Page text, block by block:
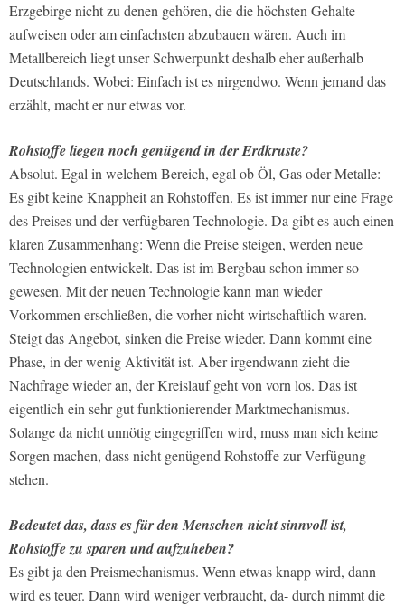
Erzgebirge nicht zu denen gehören, die die höchsten Gehalte
aufweisen oder am einfachsten abzubauen wären. Auch im
Metallbereich liegt unser Schwerpunkt deshalb eher außerhalb
Deutschlands. Wobei: Einfach ist es nirgendwo. Wenn jemand das
erzählt, macht er nur etwas vor.
Rohstoffe liegen noch genügend in der Erdkruste?
Absolut. Egal in welchem Bereich, egal ob Öl, Gas oder Metalle:
Es gibt keine Knappheit an Rohstoffen. Es ist immer nur eine Frage
des Preises und der verfügbaren Technologie. Da gibt es auch einen
klaren Zusammenhang: Wenn die Preise steigen, werden neue
Technologien entwickelt. Das ist im Bergbau schon immer so
gewesen. Mit der neuen Technologie kann man wieder
Vorkommen erschließen, die vorher nicht wirtschaftlich waren.
Steigt das Angebot, sinken die Preise wieder. Dann kommt eine
Phase, in der wenig Aktivität ist. Aber irgendwann zieht die
Nachfrage wieder an, der Kreislauf geht von vorn los. Das ist
eigentlich ein sehr gut funktionierender Marktmechanismus.
Solange da nicht unnötig eingegriffen wird, muss man sich keine
Sorgen machen, dass nicht genügend Rohstoffe zur Verfügung
stehen.
Bedeutet das, dass es für den Menschen nicht sinnvoll ist,
Rohstoffe zu sparen und aufzuheben?
Es gibt ja den Preismechanismus. Wenn etwas knapp wird, dann
wird es teuer. Dann wird weniger verbraucht, da- durch nimmt die